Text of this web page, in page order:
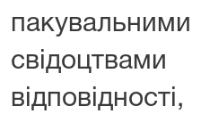
пакувальними